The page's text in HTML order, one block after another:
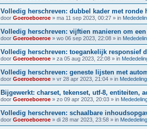
Volledig herschreven: dubbel kader met ronde
door Goeroeboeroe » ma 11 sep 2023, 00:27 » in
Volledig herschreven: vijftien manieren om
door Goeroeboeroe » wo 06 sep 2023, 22:08 » in
Volledig herschreven: toegankelijk responsief
door Goeroeboeroe » za 05 aug 2023, 22:08 » in
Volledig herschreven: geneste lijsten met
door Goeroeboeroe » vr 28 apr 2023, 21:04 » in
Bijgewerkt: charset, tekenset, utf-8, entiteiten,
door Goeroeboeroe » zo 09 apr 2023, 20:03 » in
Volledig herschreven: schaalbare
door Goeroeboeroe » di 28 mar 2023, 23:58 » in